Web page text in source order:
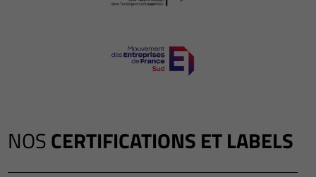
NOSCERTIFICATIONS ET LABELS